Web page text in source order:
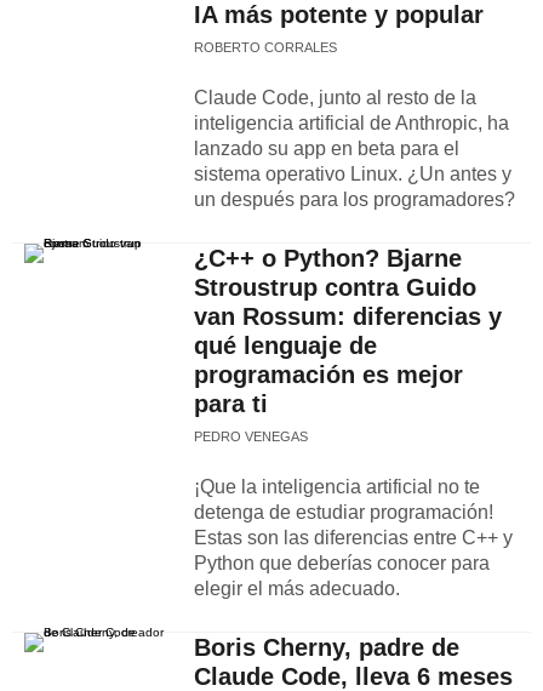
IA más potente y popular
ROBERTO CORRALES
Claude Code, junto al resto de la
inteligencia artificial de Anthropic, ha
lanzado su app en beta para el
sistema operativo Linux. ¿Un antes y
un después para los programadores?
¿C++ o Python? Bjarne
Stroustrup contra Guido
van Rossum: diferencias y
qué lenguaje de
programación es mejor
para ti
PEDRO VENEGAS
¡Que la inteligencia artificial no te
detenga de estudiar programación!
Estas son las diferencias entre C++ y
Python que deberías conocer para
elegir el más adecuado.
Boris Cherny, padre de
Claude Code, lleva 6 meses